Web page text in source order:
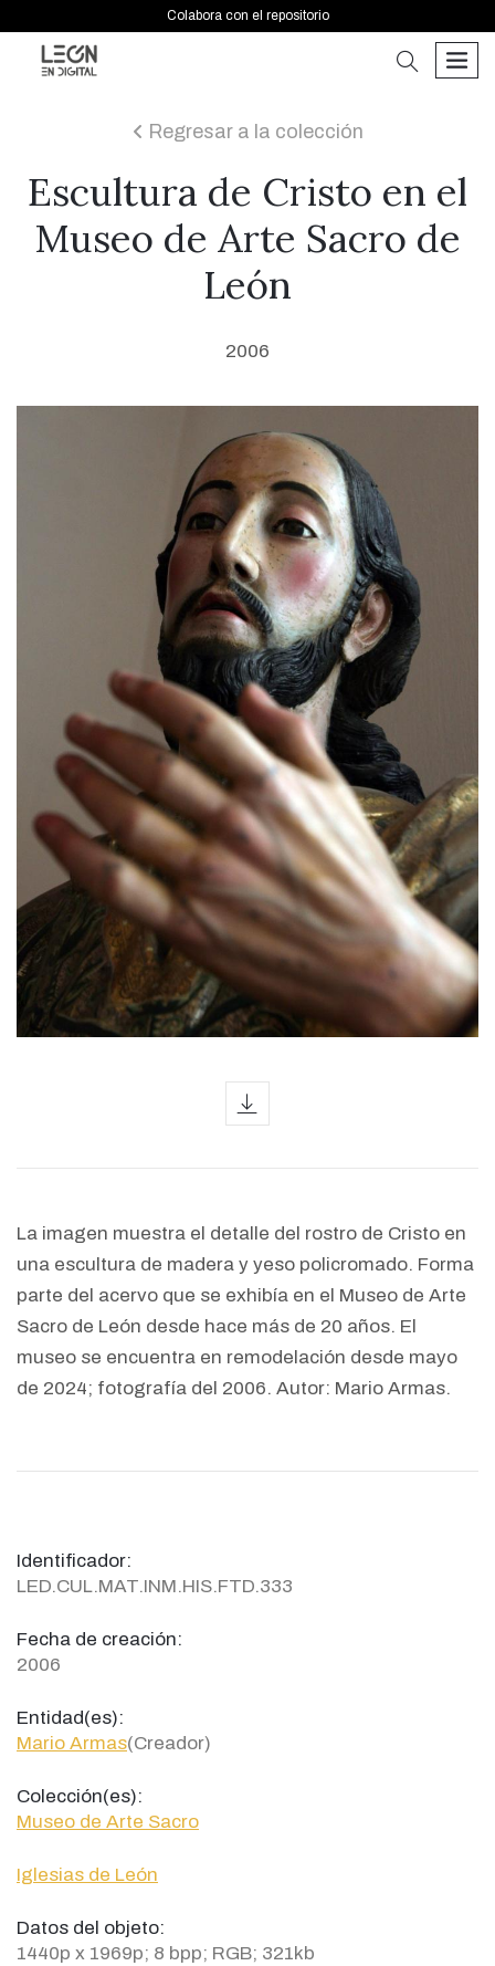
Colabora con el repositorio
buscar
icon
Regresar a la colección
Escultura de Cristo en el
Museo de Arte Sacro de
León
2006
La imagen muestra el detalle del rostro de Cristo en
una escultura de madera y yeso policromado. Forma
parte del acervo que se exhibía en el Museo de Arte
Sacro de León desde hace más de 20 años. El
museo se encuentra en remodelación desde mayo
de 2024; fotografía del 2006. Autor: Mario Armas.
Identificador:
LED.CUL.MAT.INM.HIS.FTD.333
Fecha de creación:
2006
Entidad(es):
Mario Armas(Creador)
Colección(es):
Museo de Arte Sacro
Iglesias de León
Datos del objeto:
1440p x 1969p; 8 bpp; RGB; 321kb